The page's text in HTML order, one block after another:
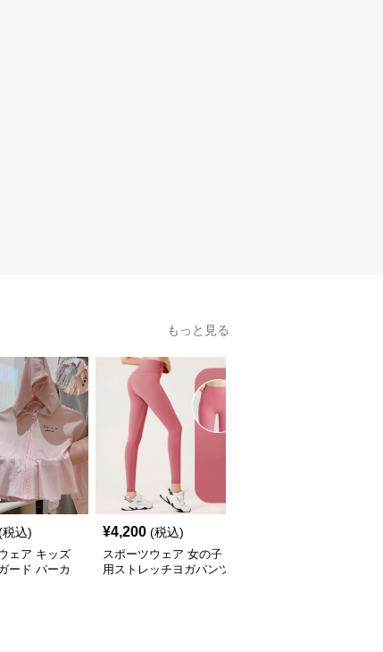
もっと見る
税込)
ェア キッズ
ード パーカ
¥4,200 (税込)
スポーツウェア 女の子
用ストレッチヨガパンツ